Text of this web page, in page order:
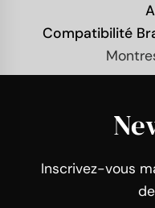
Compatibilité
Inscrivez-vous